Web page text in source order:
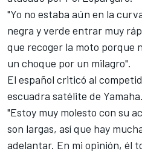
"Yo no estaba aún en la
negra y verde entrar muy
que recoger la moto porque
un choque por un milagro".
El español criticó al
escuadra satélite de Yamaha.
"Estoy muy molesto con su
son largas, así que hay
adelantar. En mi opinión, él